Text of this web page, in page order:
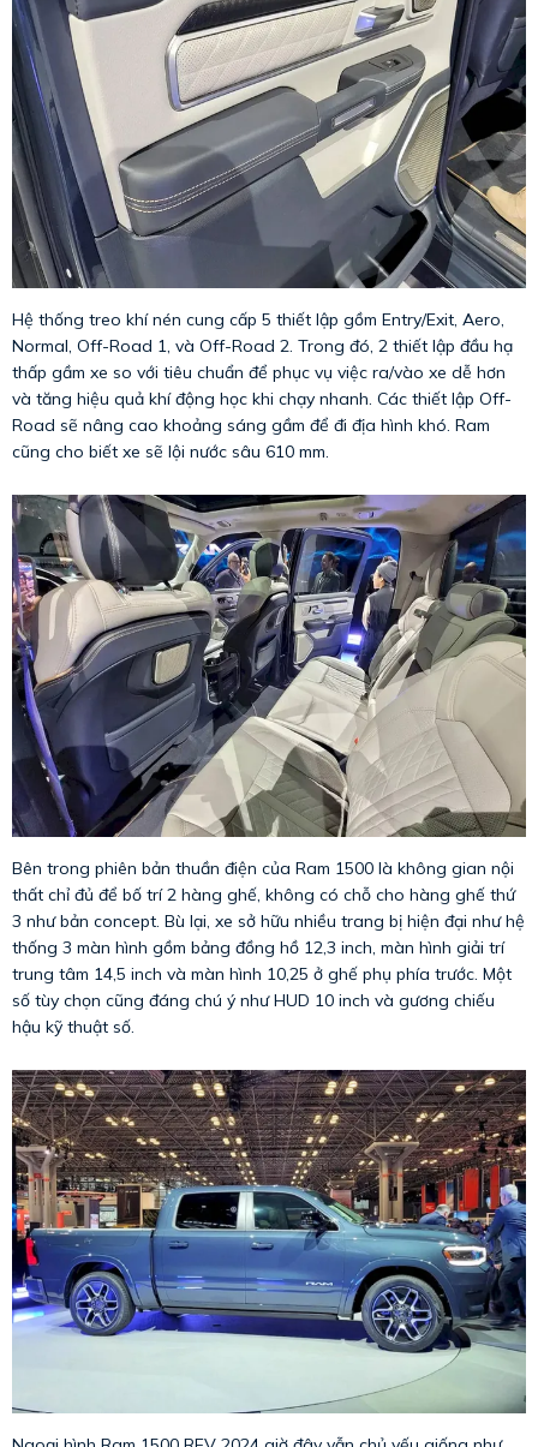
Hệ thống treo khí nén cung cấp 5 thiết lập gồm Entry/Exit, Aero,
Normal, Off-Road 1, và Off-Road 2. Trong đó, 2 thiết lập đầu hạ
thấp gầm xe so với tiêu chuẩn để phục vụ việc ra/vào xe dễ hơn
và tăng hiệu quả khí động học khi chạy nhanh. Các thiết lập Off-
Road sẽ nâng cao khoảng sáng gầm để đi địa hình khó. Ram
cũng cho biết xe sẽ lội nước sâu 610 mm.
Bên trong phiên bản thuần điện của Ram 1500 là không gian nội
thất chỉ đủ để bố trí 2 hàng ghế, không có chỗ cho hàng ghế thứ
3 như bản concept. Bù lại, xe sở hữu nhiều trang bị hiện đại như hệ
thống 3 màn hình gồm bảng đồng hồ 12,3 inch, màn hình giải trí
trung tâm 14,5 inch và màn hình 10,25 ở ghế phụ phía trước. Một
số tùy chọn cũng đáng chú ý như HUD 10 inch và gương chiếu
hậu kỹ thuật số.